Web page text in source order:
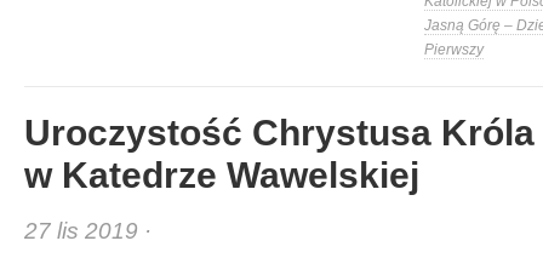
Jasną Górę –
Pierwszy
Uroczystość Chrystusa Króla
w Katedrze Wawelskiej
27 lis 2019 ·